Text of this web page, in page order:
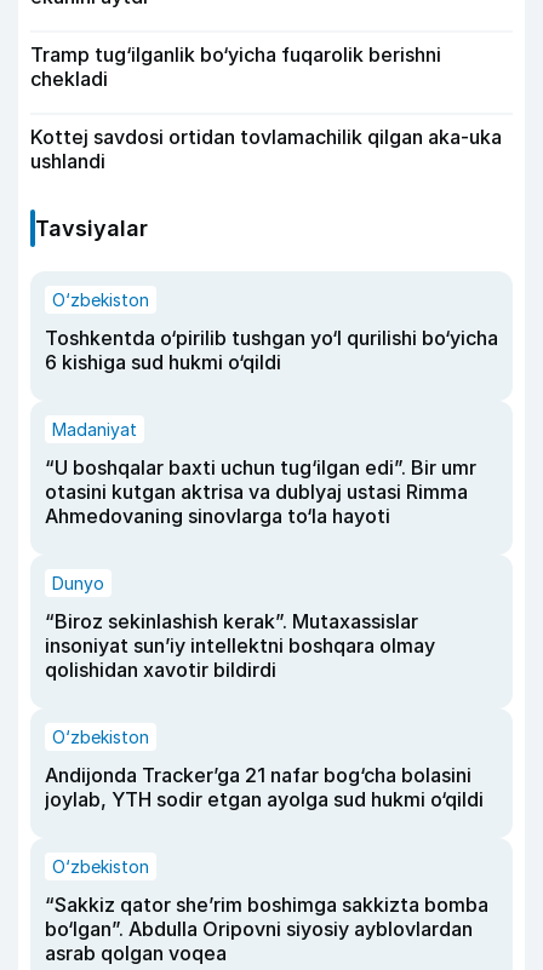
Tramp tug‘ilganlik bo‘yicha fuqarolik berishni
chekladi
Kottej savdosi ortidan tovlamachilik qilgan aka-uka
ushlandi
Tavsiyalar
O‘zbekiston
Toshkentda o‘pirilib tushgan yo‘l qurilishi bo‘yicha
6 kishiga sud hukmi o‘qildi
Madaniyat
“U boshqalar baxti uchun tug‘ilgan edi”. Bir umr
otasini kutgan aktrisa va dublyaj ustasi Rimma
Ahmedovaning sinovlarga to‘la hayoti
Dunyo
“Biroz sekinlashish kerak”. Mutaxassislar
insoniyat sun’iy intellektni boshqara olmay
qolishidan xavotir bildirdi
O‘zbekiston
Andijonda Tracker’ga 21 nafar bog‘cha bolasini
joylab, YTH sodir etgan ayolga sud hukmi o‘qildi
O‘zbekiston
“Sakkiz qator she’rim boshimga sakkizta bomba
bo‘lgan”. Abdulla Oripovni siyosiy ayblovlardan
asrab qolgan voqea